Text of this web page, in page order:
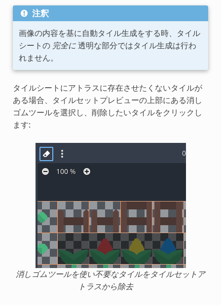
注釈
画像の内容を基に自動タイル生成をする時、タイル
シートの 完全に透明な部分ではタイル生成は行わ
れません。
タイルシートにアトラスに存在させたくないタイルが
ある場合、タイルセットプレビューの上部にある消し
ゴムツールを選択し、削除したいタイルをクリックし
ます:
消しゴムツールを使い不要なタイルをタイルセットア
トラスから除去